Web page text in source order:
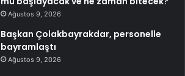
Ağustos 9, 2026
Başkan Çolakbayrakdar, personelle
bayramlaştı
Ağustos 9, 2026